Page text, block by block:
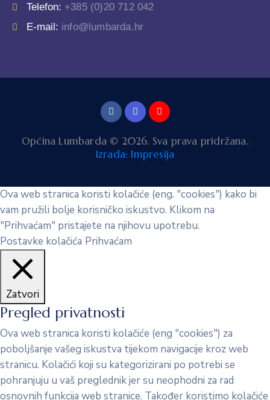
Telefon: +385 (0)20 712 042
E-mail: info@lumbarda.hr
Općina Lumbarda © 2026. Sva prava pridržana.
Izrada: Impresija
Ova web stranica koristi kolačiće (eng. "cookies") kako bi
vam pružili bolje korisničko iskustvo. Klikom na
"Prihvaćam" pristajete na njihovu upotrebu.
Postavke kolačića Prihvaćam
Zatvori
Pregled privatnosti
Ova web stranica koristi kolačiće (eng "cookies") za
poboljšanje vašeg iskustva tijekom navigacije kroz web
stranicu. Kolačići koji su kategorizirani po potrebi se
pohranjuju u vaš preglednik jer su neophodni za rad
osnovnih funkcija web stranice. Također koristimo kolačiće